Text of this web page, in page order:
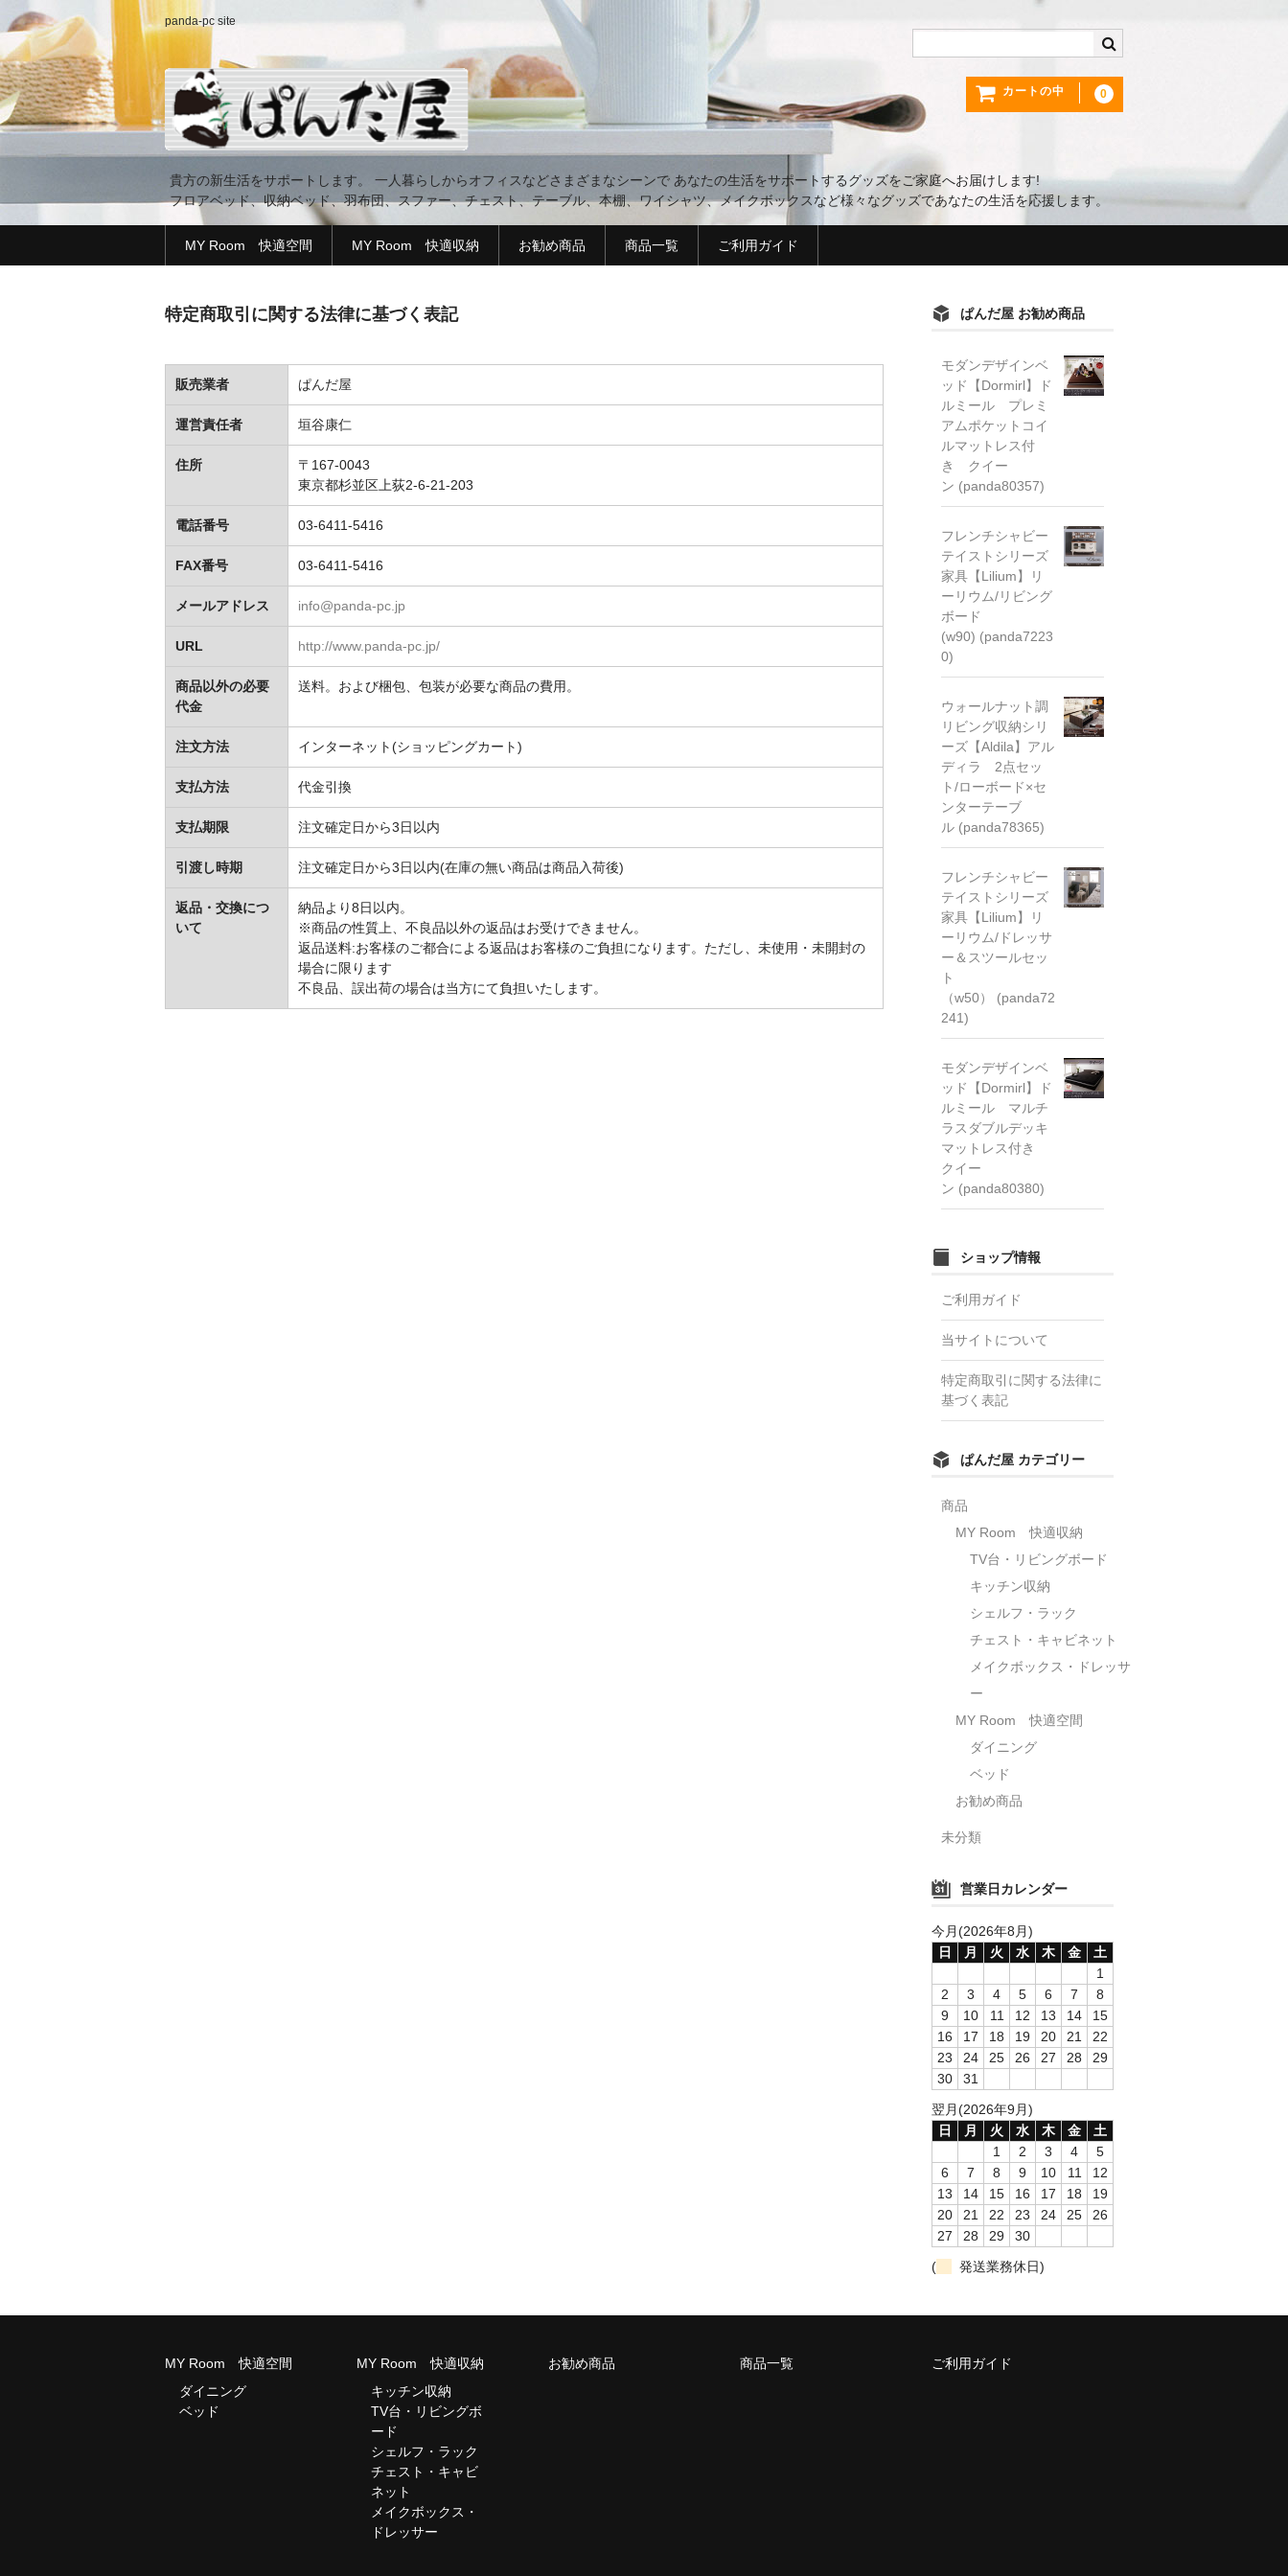
panda-pc site
カートの中 0
貴方の新生活をサポートします。 一人暮らしからオフィスなどさまざまなシーンで あなたの生活をサポートするグッズをご家庭へお届けします!
フロアベッド、収納ベッド、羽布団、スファー、チェスト、テーブル、本棚、ワイシャツ、メイクボックスなど様々なグッズであなたの生活を応援します。
MY Room 快適空間 MY Room 快適収納 お勧め商品 商品一覧 ご利用ガイド
特定商取引に関する法律に基づく表記
販売業者 ぱんだ屋
運営責任者 垣谷康仁
住所
〒167-0043
東京都杉並区上荻2-6-21-203
電話番号 03-6411-5416
FAX番号 03-6411-5416
メールアドレス info@panda-pc.jp
URL http://www.panda-pc.jp/
商品以外の必要
代金
送料。および梱包、包装が必要な商品の費用。
注文方法 インターネット(ショッピングカート)
支払方法 代金引換
支払期限 注文確定日から3日以内
引渡し時期 注文確定日から3日以内(在庫の無い商品は商品入荷後)
返品・交換につ
いて
納品より8日以内。
※商品の性質上、不良品以外の返品はお受けできません。
返品送料:お客様のご都合による返品はお客様のご負担になります。ただし、未使用・未開封の
場合に限ります
不良品、誤出荷の場合は当方にて負担いたします。
ぱんだ屋 お勧め商品
モダンデザインベ
ッド【Dormirl】ド
ルミール プレミ
アムポケットコイ
ルマットレス付
き クイー
ン (panda80357)
フレンチシャビー
テイストシリーズ
家具【Lilium】リ
ーリウム/リビング
ボード
(w90) (panda7223
0)
ウォールナット調
リビング収納シリ
ーズ【Aldila】アル
ディラ 2点セッ
ト/ローボード×セ
ンターテーブ
ル (panda78365)
フレンチシャビー
テイストシリーズ
家具【Lilium】リ
ーリウム/ドレッサ
ー＆スツールセッ
ト
（w50） (panda72
241)
モダンデザインベ
ッド【Dormirl】ド
ルミール マルチ
ラスダブルデッキ
マットレス付き
クイー
ン (panda80380)
ショップ情報
ご利用ガイド
当サイトについて
特定商取引に関する法律に
基づく表記
ぱんだ屋 カテゴリー
商品
MY Room 快適収納
TV台・リビングボード
キッチン収納
シェルフ・ラック
チェスト・キャビネット
メイクボックス・ドレッサ
ー
MY Room 快適空間
ダイニング
ベッド
お勧め商品
未分類
営業日カレンダー
今月(2026年8月)
日
月 火 水 木 金
土
1
2
3 4 5 6 7
8
9
10 11 12 13 14
15
16
17 18 19 20 21
22
23
24 25 26 27 28
29
30
31
翌月(2026年9月)
日
月 火 水 木 金
土
1
2 3 4
5
6
7 8 9 10 11
12
13
14 15 16 17 18
19
20
21 22 23 24 25
26
27
28 29
30
(
発送業務休日)
MY Room 快適空間
ダイニング
ベッド
MY Room 快適収納
キッチン収納
TV台・リビングボ
ード
シェルフ・ラック
チェスト・キャビ
ネット
メイクボックス・
ドレッサー
お勧め商品 商品一覧 ご利用ガイド